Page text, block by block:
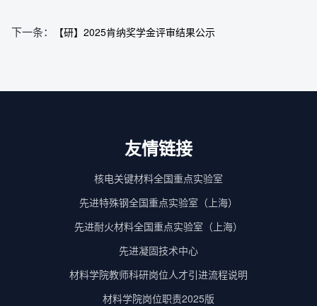
下一条： 【研】2025肯纳奖学金评审结果公示
友情链接
核电关键材料全国重点实验室
先进特殊钢全国重点实验室（上海）
先进耐火材料全国重点实验室（上海）
先进凝固技术中心
材料学院教师科研岗位人才引进流程说明
材料学院岗位职责2025版